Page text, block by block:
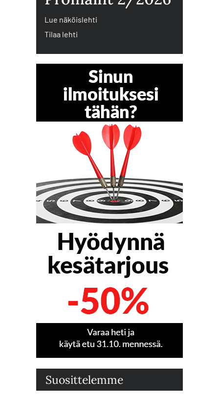
Lue näköislehti
Tilaa lehti
Suosittelemme